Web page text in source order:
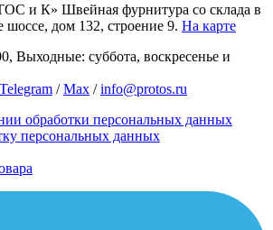
и К» Швейная фурнитура со склада в
шоссе, дом 132, строение 9. На карте
Выходные: суббота, воскресенье и
Telegram /Max /info@protos.ru
обработки персональных данных
персональных данных